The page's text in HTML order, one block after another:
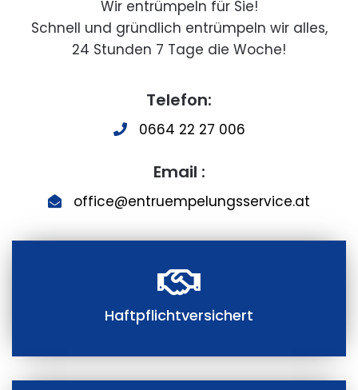
Wir entrümpeln für Sie!
Schnell und gründlich entrümpeln wir alles,
24 Stunden 7 Tage die Woche!
Telefon:
0664 22 27 006
Email :
office@entruempelungsservice.at
Haftpflichtversichert